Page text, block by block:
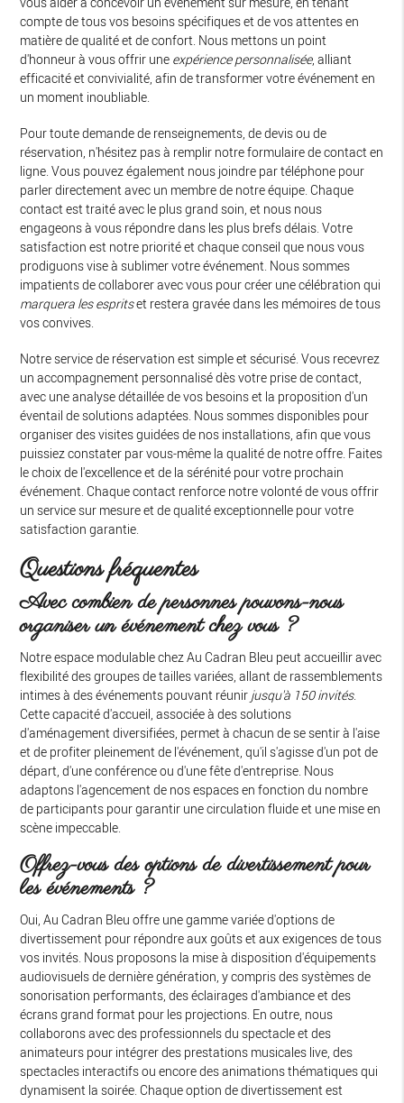
compte de tous vos besoins spécifiques et de vos attentes en
matière de qualité et de confort. Nous mettons un point
d'honneur à vous offrir une expérience personnalisée, alliant
efficacité et convivialité, afin de transformer votre événement en
un moment inoubliable.
Pour toute demande de renseignements, de devis ou de
réservation, n'hésitez pas à remplir notre formulaire de contact en
ligne. Vous pouvez également nous joindre par téléphone pour
parler directement avec un membre de notre équipe. Chaque
contact est traité avec le plus grand soin, et nous nous
engageons à vous répondre dans les plus brefs délais. Votre
satisfaction est notre priorité et chaque conseil que nous vous
prodiguons vise à sublimer votre événement. Nous sommes
impatients de collaborer avec vous pour créer une célébration qui
marquera les espritset restera gravée dans les mémoires de tous
vos convives.
Notre service de réservation est simple et sécurisé. Vous recevrez
un accompagnement personnalisé dès votre prise de contact,
avec une analyse détaillée de vos besoins et la proposition d'un
éventail de solutions adaptées. Nous sommes disponibles pour
organiser des visites guidées de nos installations, afin que vous
puissiez constater par vous-même la qualité de notre offre. Faites
le choix de l'excellence et de la sérénité pour votre prochain
événement. Chaque contact renforce notre volonté de vous offrir
un service sur mesure et de qualité exceptionnelle pour votre
satisfaction garantie.
Questions fréquentes
Avec combien de personnes pouvons-nous
organiser un événement chez vous ?
Notre espace modulable chez Au Cadran Bleu peut accueillir avec
flexibilité des groupes de tailles variées, allant de rassemblements
intimes à des événements pouvant réunir jusqu'à 150 invités.
Cette capacité d'accueil, associée à des solutions
d'aménagement diversifiées, permet à chacun de se sentir à l'aise
et de profiter pleinement de l'événement, qu'il s'agisse d'un pot de
départ, d'une conférence ou d'une fête d'entreprise. Nous
adaptons l'agencement de nos espaces en fonction du nombre
de participants pour garantir une circulation fluide et une mise en
scène impeccable.
Offrez-vous des options de divertissement pour
les événements ?
Oui, Au Cadran Bleu offre une gamme variée d'options de
divertissement pour répondre aux goûts et aux exigences de tous
vos invités. Nous proposons la mise à disposition d'équipements
audiovisuels de dernière génération, y compris des systèmes de
sonorisation performants, des éclairages d'ambiance et des
écrans grand format pour les projections. En outre, nous
collaborons avec des professionnels du spectacle et des
animateurs pour intégrer des prestations musicales live, des
spectacles interactifs ou encore des animations thématiques qui
dynamisent la soirée. Chaque option de divertissement est